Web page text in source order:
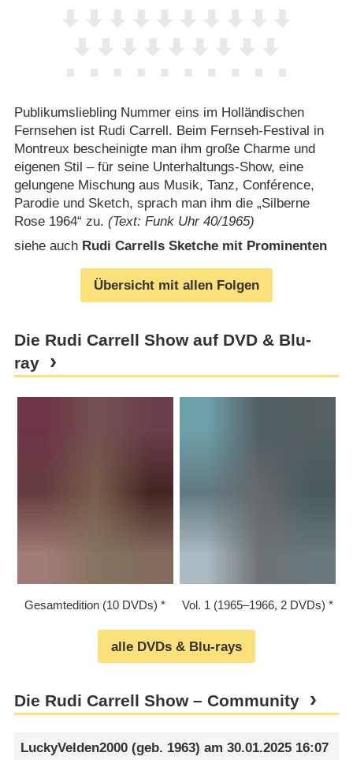
Publikumsliebling Nummer eins im Holländischen
Fernsehen ist Rudi Carrell. Beim Fernseh-Festival in
Montreux bescheinigte man ihm große Charme und
eigenen Stil – für seine Unterhaltungs-Show, eine
gelungene Mischung aus Musik, Tanz, Conférence,
Parodie und Sketch, sprach man ihm die „Silberne
Rose 1964“ zu. (Text: Funk Uhr 40/1965)
siehe auch Rudi Carrells Sketche mit Prominenten
Übersicht mit allen Folgen
Die Rudi Carrell Show auf DVD & Blu-
ray
Gesamtedition (10 DVDs) Vol. 1 (1965⁠–⁠1966, 2 DVDs)
alle DVDs & Blu-rays
Die Rudi Carrell Show – Community
LuckyVelden2000 (geb. 1963) am30.01.2025 16:07